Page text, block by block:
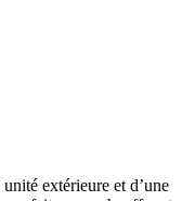
extérieure et d’une